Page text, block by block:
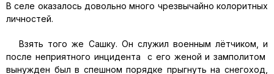
В селе оказалось довольно много чрезвычайно колоритных
личностей.
Взять того же Сашку. Он служил военным лётчиком, и
после неприятного инцидента с его женой и замполитом
вынужден был в спешном порядке прыгнуть на снегоход,